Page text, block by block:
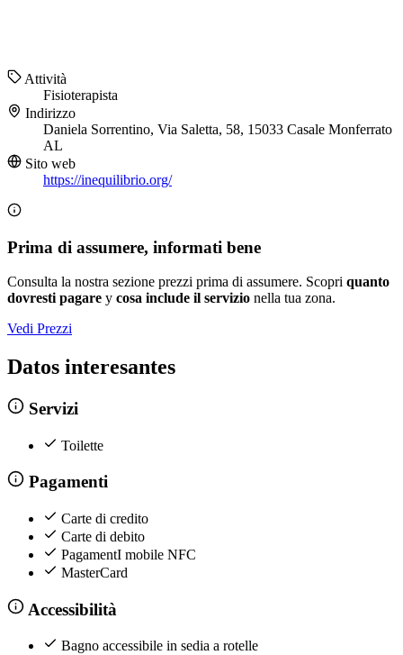
Attività
Fisioterapista
Indirizzo
Daniela Sorrentino, Via Saletta, 58, 15033 Casale Monferrato
AL
Sito web
https://inequilibrio.org/
Prima di assumere, informati bene
Consulta la nostra sezione prezzi prima di assumere. Scopri quanto
dovresti pagare y cosa include il servizio nella tua zona.
Vedi Prezzi
Datos interesantes
Servizi
Toilette
Pagamenti
Carte di credito
Carte di debito
PagamentI mobile NFC
MasterCard
Accessibilità
Bagno accessibile in sedia a rotelle